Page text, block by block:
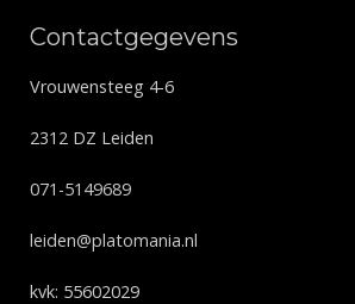
Contactgegevens
Vrouwensteeg 4-6
2312 DZ Leiden
071-5149689
leiden@platomania.nl
kvk: 55602029